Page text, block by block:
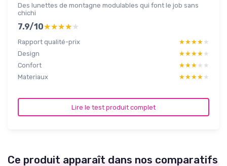
Des lunettes de montagne modulables qui font le job sans
chichi
7.9/10★★★★★
★★★★★
Rapport qualité-prix ★★★★★
★★★★★
Design
★★★★★
★★★★★
Confort
★★★★★
★★★★★
Materiaux
★★★★★
★★★★★
Lire le test produit complet
Ce produit apparaît dans nos comparatifs